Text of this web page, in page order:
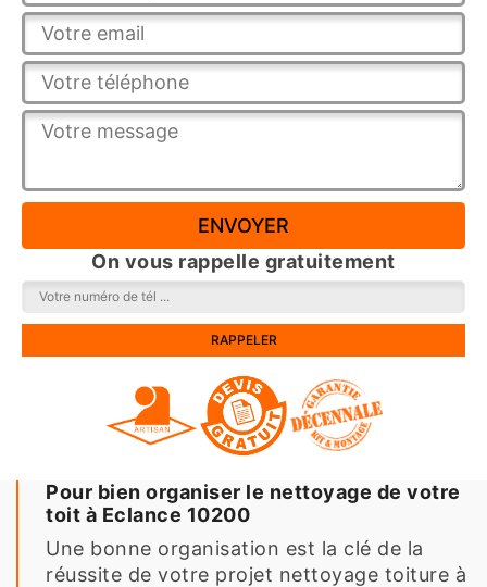
On vous rappelle gratuitement
Pour bien organiser le nettoyage de votre
toit à Eclance 10200
Une bonne organisation est la clé de la
réussite de votre projet nettoyage toiture à